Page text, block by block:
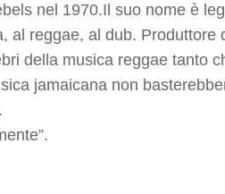
nel 1970.Il suo nome è
al reggae, al dub. Produttore
della musica reggae tanto
jamaicana non